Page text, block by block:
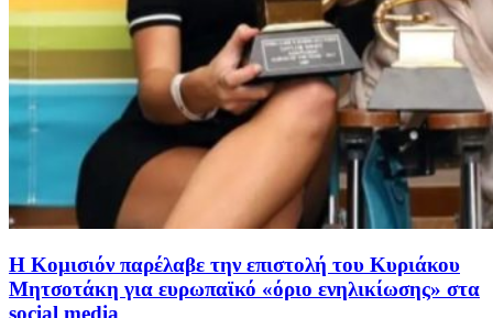
Η Κομισιόν παρέλαβε την επιστολή του Κυριάκου
Μητσοτάκη για ευρωπαϊκό «όριο ενηλικίωσης» στα